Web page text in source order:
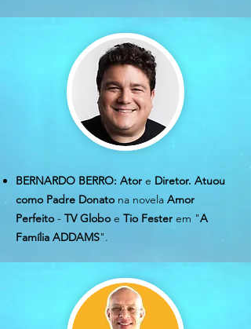
BERNARDO BERRO: Ator e Diretor. Atuou
como Padre Donatona novela Amor
Perfeito - TV Globoe Tio Fester em "A
Família ADDAMS".